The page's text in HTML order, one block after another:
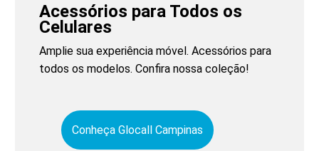
Acessórios para Todos os
Celulares
Amplie sua experiência móvel. Acessórios para
todos os modelos. Confira nossa coleção!
Conheça Glocall Campinas